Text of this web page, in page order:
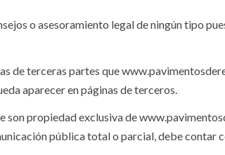
o asesoramiento legal de ningún tipo
de terceras partes que
aparecer en páginas de terceros.
propiedad exclusiva de
pública total o parcial, debe contar